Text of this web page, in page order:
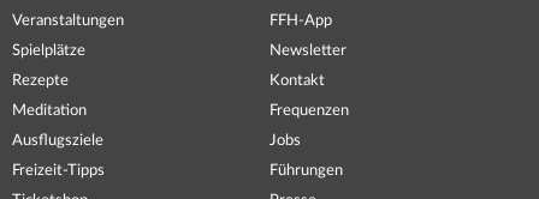
Veranstaltungen
Spielplätze
Rezepte
Meditation
Ausflugsziele
Freizeit-Tipps
FFH-App
Newsletter
Kontakt
Frequenzen
Jobs
Führungen